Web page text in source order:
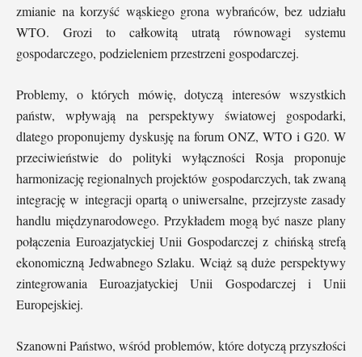
zmianie na korzyść wąskiego grona wybrańców, bez udziału
WTO. Grozi to całkowitą utratą równowagi systemu
gospodarczego, podzieleniem przestrzeni gospodarczej.
Problemy, o których mówię, dotyczą interesów wszystkich
państw, wpływają na perspektywy światowej gospodarki,
dlatego proponujemy dyskusję na forum ONZ, WTO i G20. W
przeciwieństwie do polityki wyłączności Rosja proponuje
harmonizację regionalnych projektów gospodarczych, tak zwaną
integrację w integracji opartą o uniwersalne, przejrzyste zasady
handlu międzynarodowego. Przykładem mogą być nasze plany
połączenia Euroazjatyckiej Unii Gospodarczej z chińską strefą
ekonomiczną Jedwabnego Szlaku. Wciąż są duże perspektywy
zintegrowania Euroazjatyckiej Unii Gospodarczej i Unii
Europejskiej.
Szanowni Państwo, wśród problemów, które dotyczą przyszłości